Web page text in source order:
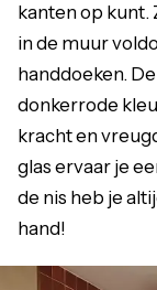
kanten op kunt.
in de muur
handdoeken.
donkerrode
kracht en
glas ervaar je
de nis heb je
hand!